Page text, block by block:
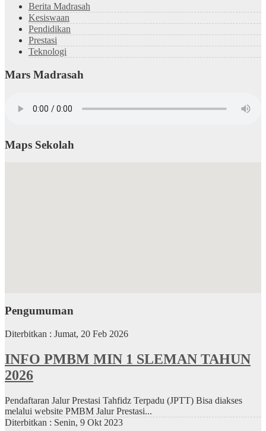
Berita Madrasah
Kesiswaan
Pendidikan
Prestasi
Teknologi
Mars Madrasah
Maps Sekolah
Pengumuman
Diterbitkan : Jumat, 20 Feb 2026
INFO PMBM MIN 1 SLEMAN TAHUN
2026
Pendaftaran Jalur Prestasi Tahfidz Terpadu (JPTT) Bisa diakses
melalui website PMBM Jalur Prestasi...
Diterbitkan : Senin, 9 Okt 2023